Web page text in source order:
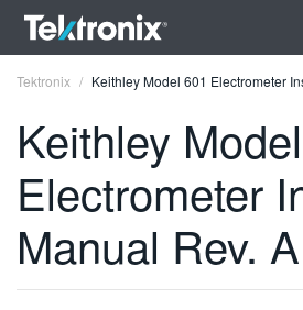
ENGLISH
FRANÇAIS
Tektronix Keithley Model 601 Electrometer
Keithley
Electrometer
Manual Rev. A